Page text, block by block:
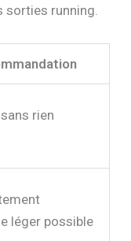
sorties running.
rien
léger possible